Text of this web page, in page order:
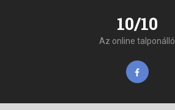
10/10
Az online talponálló